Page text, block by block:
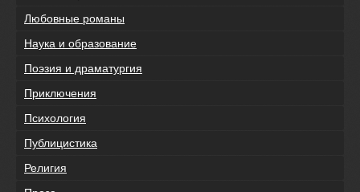
Любовные романы
Наука и образование
Поэзия и драматургия
Приключения
Психология
Публицистика
Религия